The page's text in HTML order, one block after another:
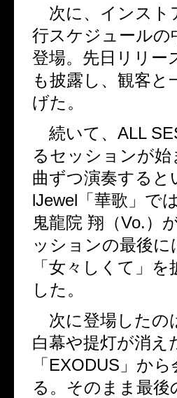
次に、インスト
行スケジュールの
登場。先日リリー
も披露し、観客
げた。
続いて、ALL
るセッションが
曲ずつ演奏すると
lJewel「華歌」で
鬼龍院 翔（Vo.）
ッションの最後
「女々しくて」
した。
次に登場したの
白幕や提灯が消え
「EXODUS」か
る。そのまま最後